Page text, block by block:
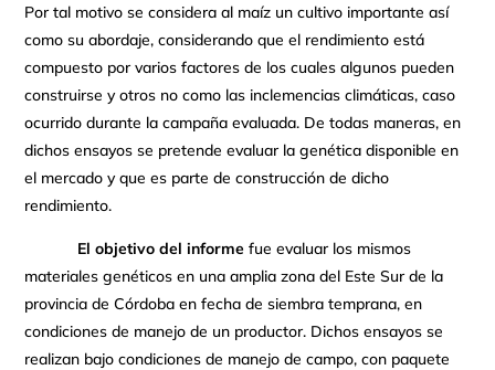
Por tal motivo se considera al maíz un cultivo importante así
como su abordaje, considerando que el rendimiento está
compuesto por varios factores de los cuales algunos pueden
construirse y otros no como las inclemencias climáticas, caso
ocurrido durante la campaña evaluada. De todas maneras, en
dichos ensayos se pretende evaluar la genética disponible en
el mercado y que es parte de construcción de dicho
rendimiento.
El objetivo del informe fue evaluar los mismos
materiales genéticos en una amplia zona del Este Sur de la
provincia de Córdoba en fecha de siembra temprana, en
condiciones de manejo de un productor. Dichos ensayos se
realizan bajo condiciones de manejo de campo, con paquete